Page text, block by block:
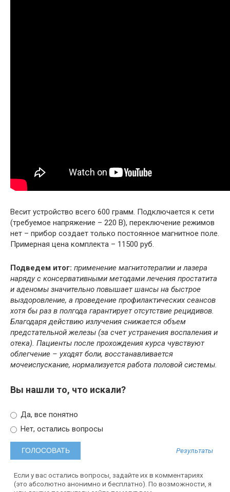
Весит устройство всего 600 грамм. Подключается к сети
(требуемое напряжение – 220 В), переключение режимов
нет – прибор создает только постоянное магнитное поле.
Примерная цена комплекта – 11500 руб.
Подведем итог: применение магнитотерапии и лазера
наряду с консервативными методами лечения простатита
и аденомы значительно повышает шансы на быстрое
выздоровление, а проведение профилактических сеансов
хотя бы раз в полгода гарантирует отсутствие рецидивов.
Благодаря действию излучения снижается объем
предстательной железы (за счет устранения воспаления и
отека). Пациенты после прохождения курса чувствуют
облегчение – уходят боли, восстанавливается
мочеиспускание, нормализуется работа половой системы.
Вы нашли то, что искали?
Да, все понятно
Нет, остались вопросы
Результаты
Если у вас остались вопросы, задайте их в комментариях
(это абсолютно анонимно и бесплатно). По возможности, я